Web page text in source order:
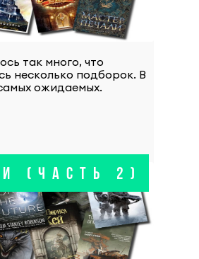
так много, что
несколько подборок. В
ожидаемых.
(ЧАСТЬ 2)